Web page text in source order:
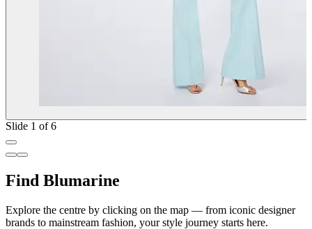
Slide 1 of 6
Find Blumarine
Explore the centre by clicking on the map — from iconic designer
brands to mainstream fashion, your style journey starts here.